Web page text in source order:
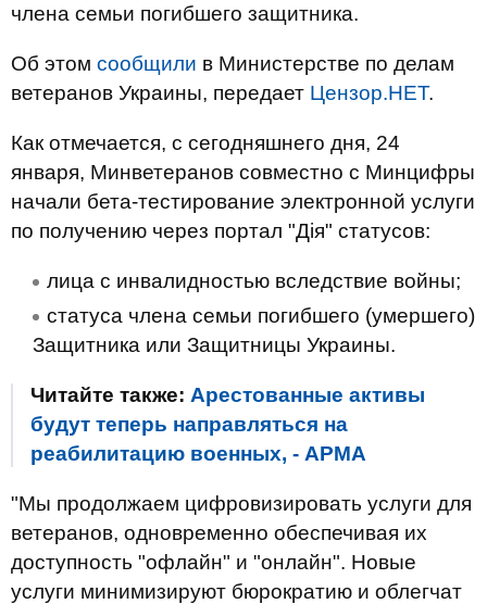
члена семьи погибшего защитника.
Об этом сообщили в Министерстве по делам
ветеранов Украины, передает Цензор.НЕТ.
Как отмечается, с сегодняшнего дня, 24
января, Минветеранов совместно с Минцифры
начали бета-тестирование электронной услуги
по получению через портал "Дія" статусов:
лица с инвалидностью вследствие войны;
статуса члена семьи погибшего (умершего)
Защитника или Защитницы Украины.
Читайте также: Арестованные активы
будут теперь направляться на
реабилитацию военных, - АРМА
"Мы продолжаем цифровизировать услуги для
ветеранов, одновременно обеспечивая их
доступность "офлайн" и "онлайн". Новые
услуги минимизируют бюрократию и облегчат